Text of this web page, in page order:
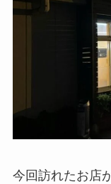
今回訪れたお店